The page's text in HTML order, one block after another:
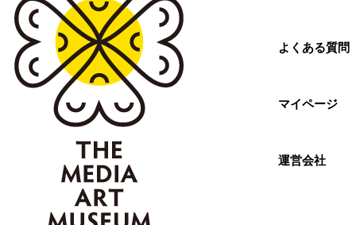
よくある質問
マイページ
運営会社